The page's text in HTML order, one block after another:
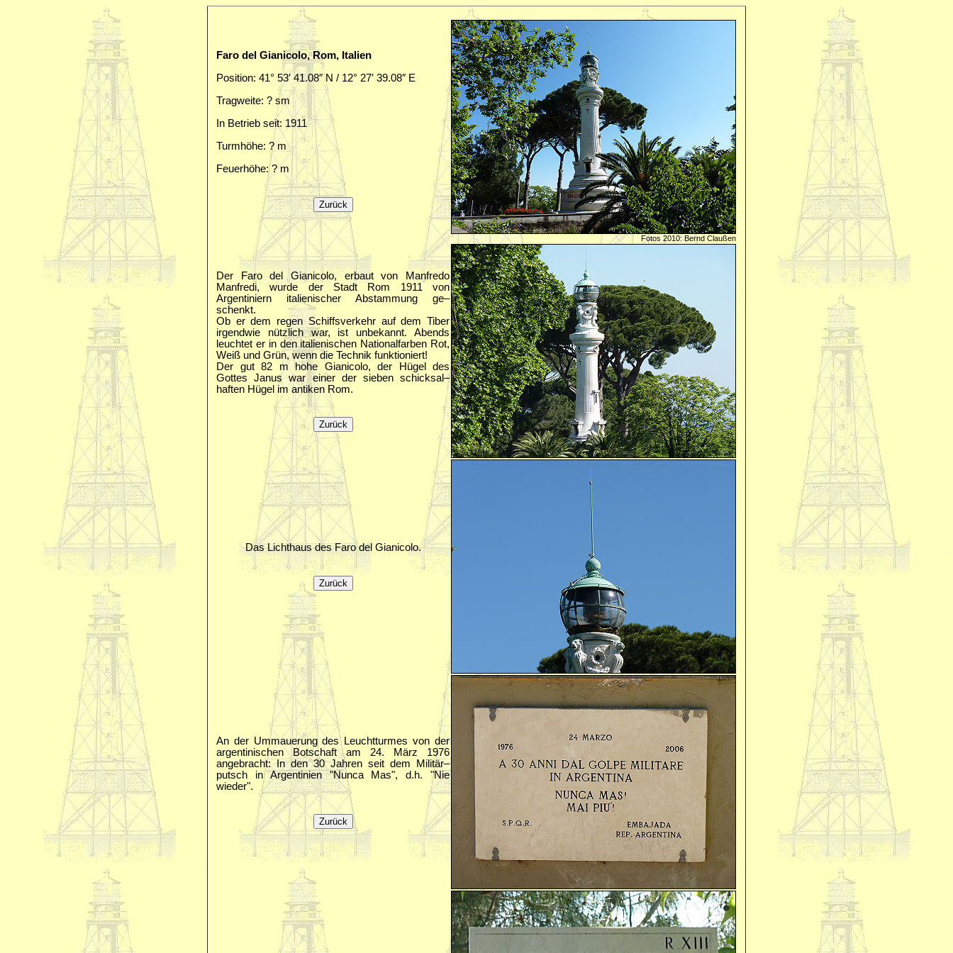
Faro del Gianicolo, Rom, Italien
Position: 41° 53′ 41.08″ N / 12° 27′ 39.08″ E
Tragweite: ? sm
In Betrieb seit: 1911
Turmhöhe: ? m
Feuerhöhe: ? m
Fotos 2010: Bernd Claußen
Der Faro del Gianicolo, erbaut von Manfredo
Manfredi, wurde der Stadt Rom 1911 von
Argentiniern italienischer Abstammung ge–
schenkt.
Ob er dem regen Schiffsverkehr auf dem Tiber
irgendwie nützlich war, ist unbekannt. Abends
leuchtet er in den italienischen Nationalfarben Rot,
Weiß und Grün, wenn die Technik funktioniert!
Der gut 82 m hohe Gianicolo, der Hügel des
Gottes Janus war einer der sieben schicksal–
haften Hügel im antiken Rom.
Das Lichthaus des Faro del Gianicolo.
An der Ummauerung des Leuchtturmes von der
argentinischen Botschaft am 24. März 1976
angebracht: In den 30 Jahren seit dem Militär–
putsch in Argentinien "Nunca Mas", d.h. "Nie
wieder".